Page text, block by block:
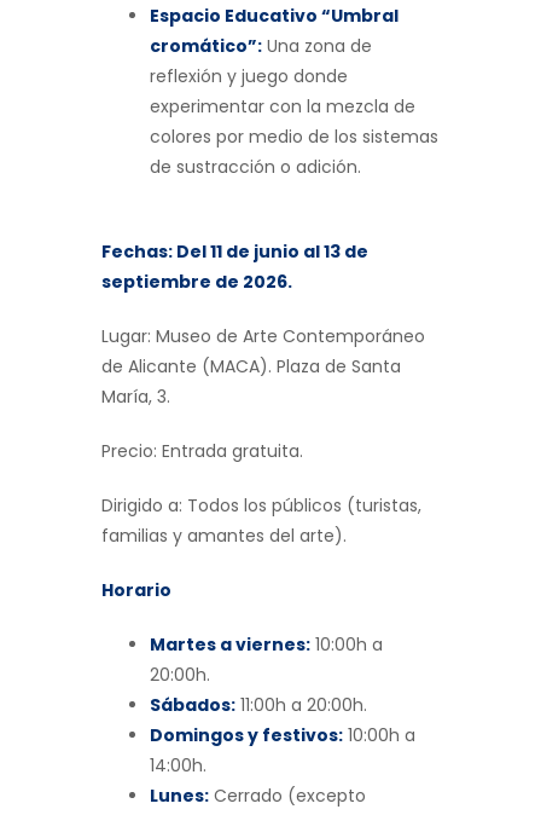
Espacio Educativo “Umbral
cromático”: Una zona de
reflexión y juego donde
experimentar con la mezcla de
colores por medio de los sistemas
de sustracción o adición.
Fechas: Del 11 de junio al 13 de
septiembre de 2026.
Lugar: Museo de Arte Contemporáneo
de Alicante (MACA). Plaza de Santa
María, 3.
Precio: Entrada gratuita.
Dirigido a: Todos los públicos (turistas,
familias y amantes del arte).
Horario
Martes a viernes: 10:00h a
20:00h.
Sábados: 11:00h a 20:00h.
Domingos y festivos: 10:00h a
14:00h.
Lunes: Cerrado (excepto